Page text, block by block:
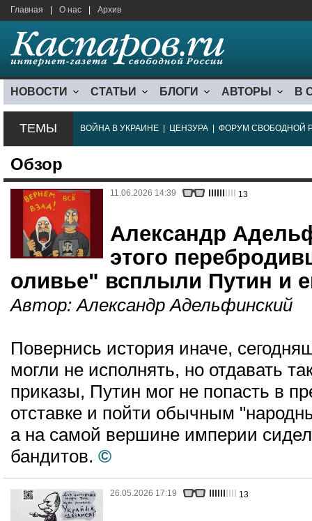
Главная О нас Архив
НОВОСТИ СТАТЬИ БЛОГИ АВТОРЫ В
ТЕМЫ ВОЙНА В УКРАИНЕ ЦЕНЗУРА ФОРУМ СВОБОДНОЙ
Обзор
11.06.2026 14:39 13
Александр
этого
оливье" всплыли Путин и
Автор:Александр Адельфинский
Повернись история иначе,
могли не исполнять, но отдавать
приказы, Путин мог не попасть в
отставке и пойти обычным
а на самой вершине империи
бандитов. ©
26.05.2026 17:19 13